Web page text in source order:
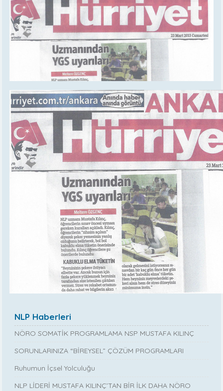
NLP Haberleri
NÖRO SOMATİK PROGRAMLAMA NSP MUSTAFA KILINÇ
SORUNLARINIZA “BİREYSEL” ÇÖZÜM PROGRAMLARI
Ruhumun İçsel Yolculuğu
NLP LİDERİ MUSTAFA KILINÇ’TAN BİR İLK DAHA NÖRO